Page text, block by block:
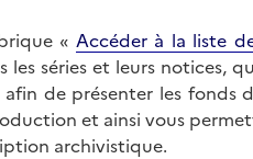
« Accéder à la liste
les séries et leurs notices,
afin de présenter les fonds
et ainsi vous
archivistique.